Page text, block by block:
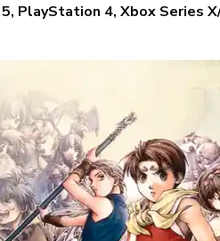
PlayStation 4, Xbox Series